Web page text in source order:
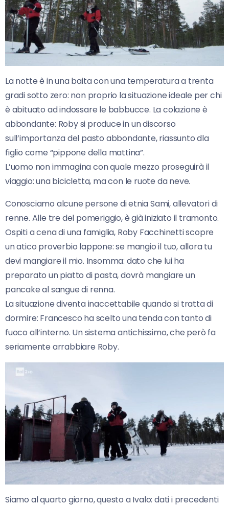
La notte è in una baita con una temperatura a trenta
gradi sotto zero: non proprio la situazione ideale per chi
è abituato ad indossare le babbucce. La colazione è
abbondante: Roby si produce in un discorso
sull’importanza del pasto abbondante, riassunto dla
figlio come “pippone della mattina”.
L’uomo non immagina con quale mezzo proseguirà il
viaggio: una bicicletta, ma con le ruote da neve.
Conosciamo alcune persone di etnia Sami, allevatori di
renne. Alle tre del pomeriggio, è già iniziato il tramonto.
Ospiti a cena di una famiglia, Roby Facchinetti scopre
un atico proverbio lappone: se mangio il tuo, allora tu
devi mangiare il mio. Insomma: dato che lui ha
preparato un piatto di pasta, dovrà mangiare un
pancake al sangue di renna.
La situazione diventa inaccettabile quando si tratta di
dormire: Francesco ha scelto una tenda con tanto di
fuoco all’interno. Un sistema antichissimo, che però fa
seriamente arrabbiare Roby.
Siamo al quarto giorno, questo a Ivalo: dati i precedenti